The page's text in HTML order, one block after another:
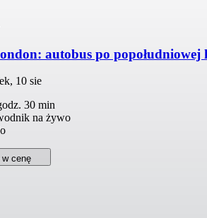
autobus po popołudniowej
10 sie
30 min
na żywo
cenę